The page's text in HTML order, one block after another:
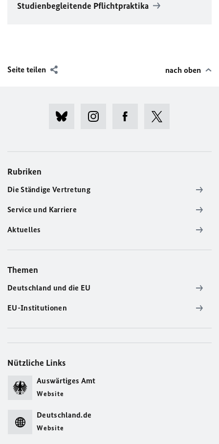
Studienbegleitende Pflichtpraktika
Seite teilen nach oben
Rubriken
Die Ständige Vertretung
Service und Karriere
Aktuelles
Themen
Deutschland und die EU
EU-Institutionen
Nützliche Links
Auswärtiges Amt
Website
Deutschland.de
Website